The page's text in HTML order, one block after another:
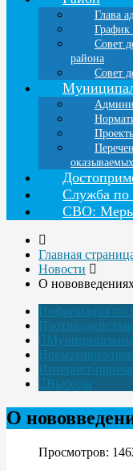
Глава
График
Совет
района
Совет
Служба по
СВО: Меры
Главная
Новости
О
Информация по
Нормативно-
Интернет-
Выборы
О
Просмотров: